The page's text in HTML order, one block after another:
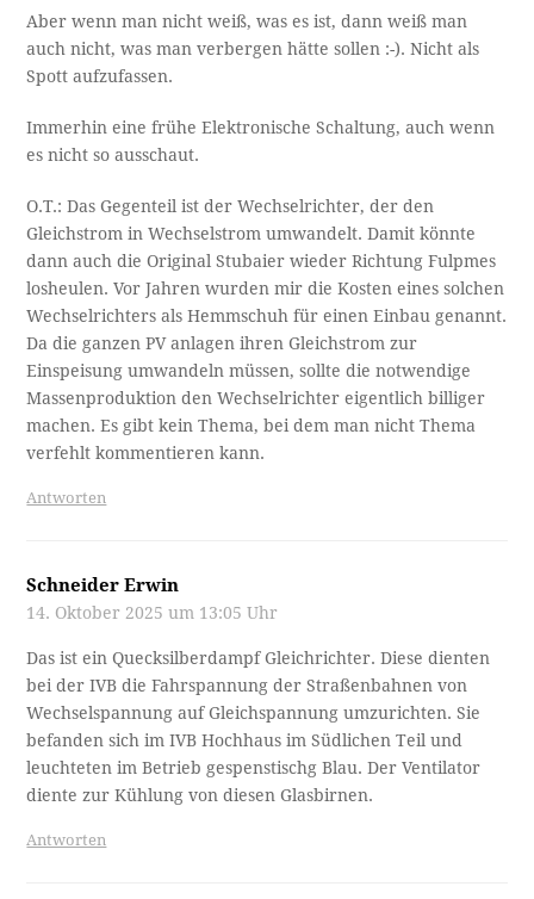
Aber wenn man nicht weiß, was es ist, dann weiß man
auch nicht, was man verbergen hätte sollen :-). Nicht als
Spott aufzufassen.
Immerhin eine frühe Elektronische Schaltung, auch wenn
es nicht so ausschaut.
O.T.: Das Gegenteil ist der Wechselrichter, der den
Gleichstrom in Wechselstrom umwandelt. Damit könnte
dann auch die Original Stubaier wieder Richtung Fulpmes
losheulen. Vor Jahren wurden mir die Kosten eines solchen
Wechselrichters als Hemmschuh für einen Einbau genannt.
Da die ganzen PV anlagen ihren Gleichstrom zur
Einspeisung umwandeln müssen, sollte die notwendige
Massenproduktion den Wechselrichter eigentlich billiger
machen. Es gibt kein Thema, bei dem man nicht Thema
verfehlt kommentieren kann.
Antworten
Schneider Erwin
14. Oktober 2025 um 13:05 Uhr
Das ist ein Quecksilberdampf Gleichrichter. Diese dienten
bei der IVB die Fahrspannung der Straßenbahnen von
Wechselspannung auf Gleichspannung umzurichten. Sie
befanden sich im IVB Hochhaus im Südlichen Teil und
leuchteten im Betrieb gespenstischg Blau. Der Ventilator
diente zur Kühlung von diesen Glasbirnen.
Antworten